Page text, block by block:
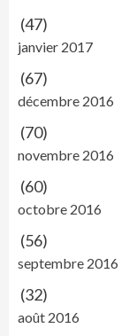
(47)
janvier 2017
(67)
décembre 2016
(70)
novembre 2016
(60)
octobre 2016
(56)
septembre 2016
(32)
août 2016